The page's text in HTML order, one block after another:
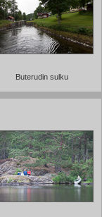
Buterudin sulku